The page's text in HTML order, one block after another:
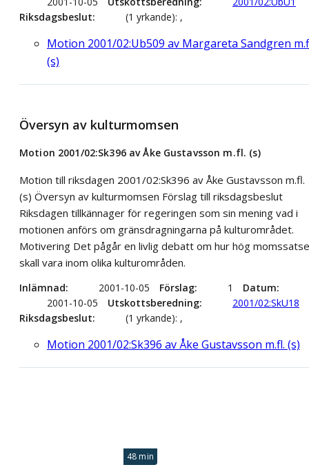
Riksdagsbeslut
(1 yrkande): ,
Motion 2001/02:Ub509 av Margareta Sandgren
(s)
Översyn av kulturmomsen
Motion 2001/02:Sk396 av Åke Gustavsson m.fl. (s)
Motion till riksdagen 2001/02:Sk396 av Åke Gustavsson m.fl.
(s) Översyn av kulturmomsen Förslag till riksdagsbeslut
Riksdagen tillkännager för regeringen som sin mening vad i
motionen anförs om gränsdragningarna på kulturområdet.
Motivering Det pågår en livlig debatt om hur hög
skall vara inom olika kulturområden.
Inlämnad 2001-10-05 Förslag 1
Datum
2001-10-05
Utskottsberedning
2001/02:SkU18
Riksdagsbeslut
(1 yrkande): ,
Motion 2001/02:Sk396 av Åke Gustavsson m.fl. (s)
48 min